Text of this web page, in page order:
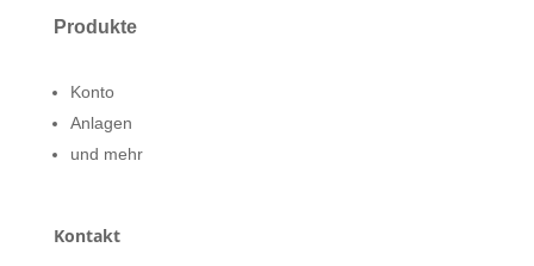
Produkte
Konto
Anlagen
und mehr
Kontakt